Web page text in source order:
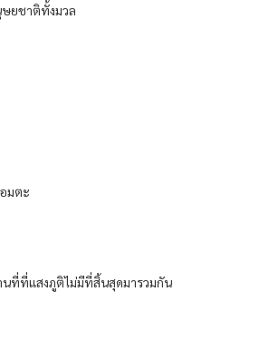
ษยชาติทั้งมวล
มตะ
นที่ที่แสงภูติไม่มีที่สิ้นสุดมารวมกัน